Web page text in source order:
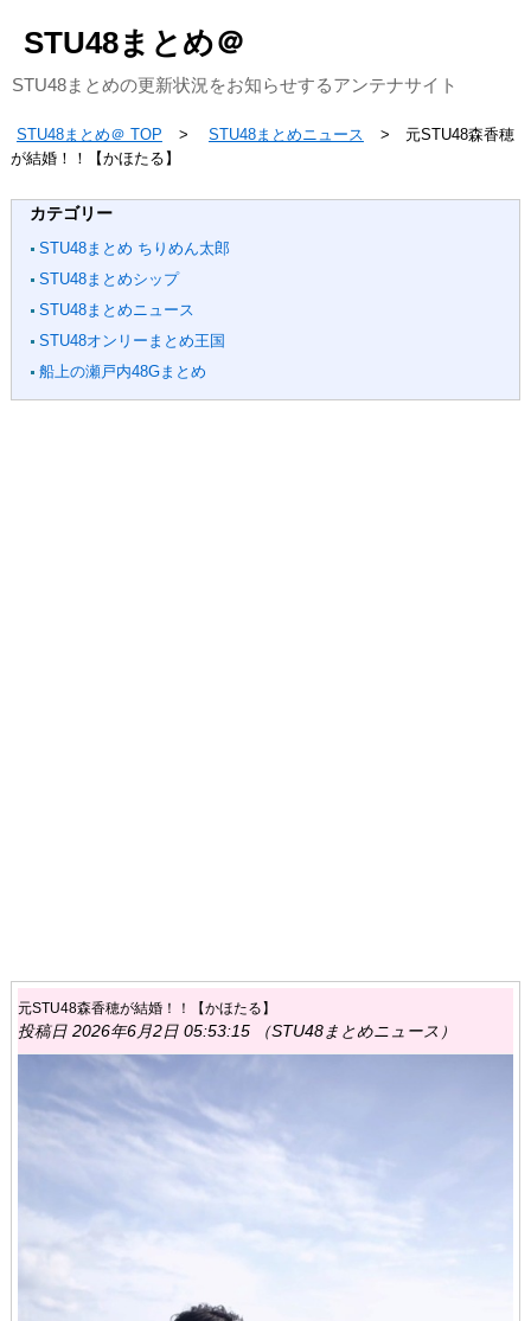
STU48まとめ＠
STU48まとめの更新状況をお知らせするアンテナサイト
STU48まとめ＠ TOP STU48まとめニュース
元STU48森香穂
が結婚！！【かほたる】
カテゴリー
STU48まとめ ちりめん太郎
STU48まとめシップ
STU48まとめニュース
STU48オンリーまとめ王国
船上の瀬戸内48Gまとめ
元STU48森香穂が結婚！！【かほたる】
投稿日 2026年6月2日 05:53:15 （STU48まとめニュース）